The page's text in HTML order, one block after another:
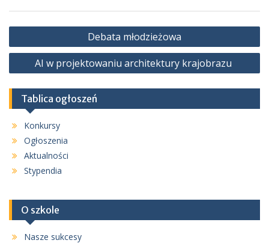
Nawigacja
wpisu
Debata młodzieżowa
AI w projektowaniu architektury krajobrazu
Tablica ogłoszeń
Konkursy
Ogłoszenia
Aktualności
Stypendia
O szkole
Nasze sukcesy